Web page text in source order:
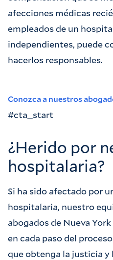
afecciones médicas
empleados de un
independientes, puede
hacerlos responsables.
Conozca a nuestros
#cta_start
¿Herido por
hospitalaria?
Si ha sido afectado por
hospitalaria, nuestro
abogados de Nueva
en cada paso del
que obtenga la justicia y